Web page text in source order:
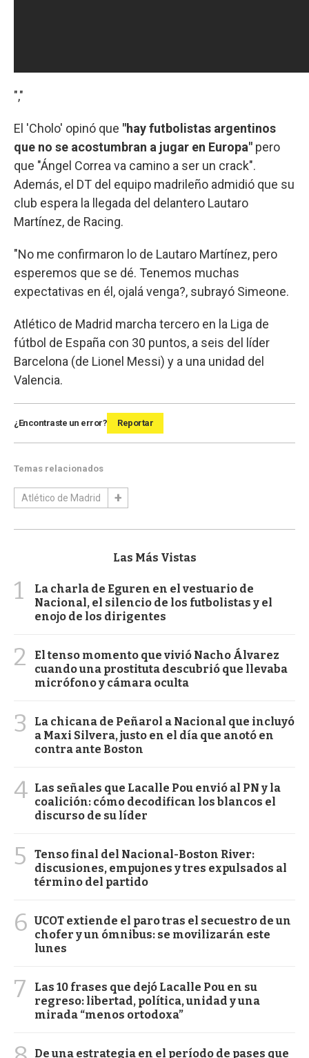
","
El 'Cholo' opinó que "hay futbolistas argentinos
que no se acostumbran a jugar en Europa" pero
que "Ángel Correa va camino a ser un crack".
Además, el DT del equipo madrileño admidió que su
club espera la llegada del delantero Lautaro
Martínez, de Racing.
"No me confirmaron lo de Lautaro Martínez, pero
esperemos que se dé. Tenemos muchas
expectativas en él, ojalá venga?, subrayó Simeone.
Atlético de Madrid marcha tercero en la Liga de
fútbol de España con 30 puntos, a seis del líder
Barcelona (de Lionel Messi) y a una unidad del
Valencia.
¿Encontraste un error? Reportar
Temas relacionados
Atlético de Madrid
Las Más Vistas
1
La charla de Eguren en el vestuario de
Nacional, el silencio de los futbolistas y el
enojo de los dirigentes
2
El tenso momento que vivió Nacho Álvarez
cuando una prostituta descubrió que llevaba
micrófono y cámara oculta
3
La chicana de Peñarol a Nacional que incluyó
a Maxi Silvera, justo en el día que anotó en
contra ante Boston
4 Las señales que Lacalle Pou envió al PN y la
coalición: cómo decodifican los blancos el
discurso de su líder
5
Tenso final del Nacional-Boston River:
discusiones, empujones y tres expulsados al
término del partido
6 UCOT extiende el paro tras el secuestro de un
chofer y un ómnibus: se movilizarán este
lunes
7
Las 10 frases que dejó Lacalle Pou en su
regreso: libertad, política, unidad y una
mirada “menos ortodoxa”
De una estrategia en el período de pases que